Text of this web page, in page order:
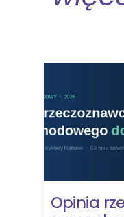
Opinia